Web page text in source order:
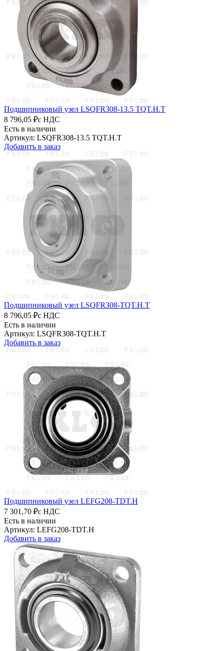
Подшипниковый узел LSQFR308-13.5 TQT.H.T
8 796,05 ₽с НДС
Есть в наличии
Артикул: LSQFR308-13.5 TQT.H.T
Добавить в заказ
Подшипниковый узел LSQFR308-TQT.H.T
8 796,05 ₽с НДС
Есть в наличии
Артикул: LSQFR308-TQT.H.T
Добавить в заказ
Подшипниковый узел LEFG208-TDT.H
7 301,70 ₽с НДС
Есть в наличии
Артикул: LEFG208-TDT.H
Добавить в заказ